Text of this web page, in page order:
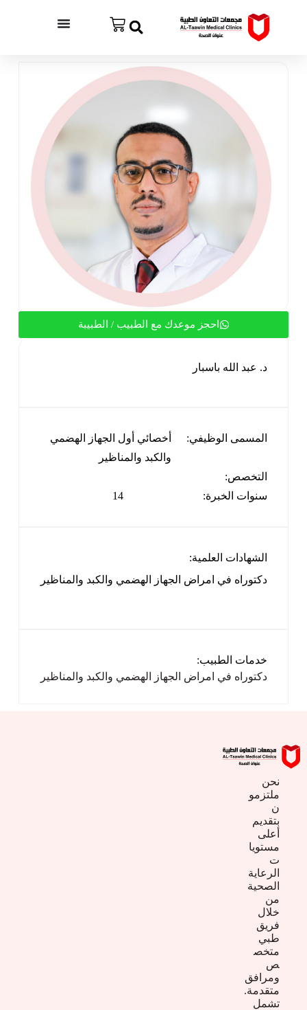
احجز موعدك مع الطبيب / الطبيبة
د. عبد الله باسبار
المسمى الوظيفي:
أخصائي أول الجهاز الهضمي
والكبد والمناظير
التخصص:
سنوات الخبرة:
14
الشهادات العلمية:
دكتوراه في امراض الجهاز الهضمي والكبد والمناظير
خدمات الطبيب:
دكتوراه في امراض الجهاز الهضمي والكبد والمناظير
نحن
ملتزمو
ن
بتقديم
أعلى
مستويا
ت
الرعاية
الصحية
من
خلال
فريق
طبي
متخص
ص
ومرافق
متقدمة.
تشمل